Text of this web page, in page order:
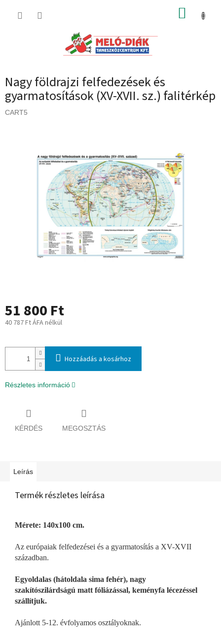
KOSÁR
Nagy földrajzi felfedezések és
gyarmatosítások (XV-XVII. sz.) falitérkép
CART5
51 800 Ft
40 787 Ft ÁFA nélkül
Hozzáadás a kosárhoz
Részletes információ
KÉRDÉS MEGOSZTÁS
Leírás
Termék részletes leírása
Mérete: 140x100 cm.
Az európaiak felfedezései és a gyarmatosítás a XV-XVII
században.
Egyoldalas (hátoldala sima fehér), nagy
szakítószilárdságú matt fóliázással, keményfa lécezéssel
szállítjuk.
Ajánlott 5-12. évfolyamos osztályoknak.